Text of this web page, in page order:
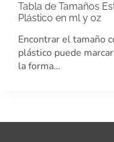
Tabla de Tamaños
Plástico en ml y oz
Encontrar el tamaño
plástico puede
la forma…